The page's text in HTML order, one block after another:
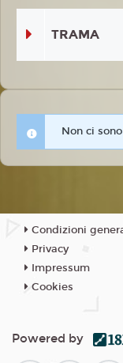
TRAMA
Non ci
Condizioni
Privacy
Impressum
Cookies
Powered by